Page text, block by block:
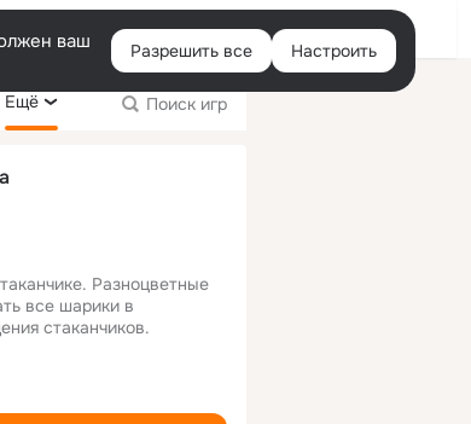
Войти
ваш
Разрешить все Настроить
Поиск игр
Ещё
Разноцветные
все шарики в
стаканчиков.